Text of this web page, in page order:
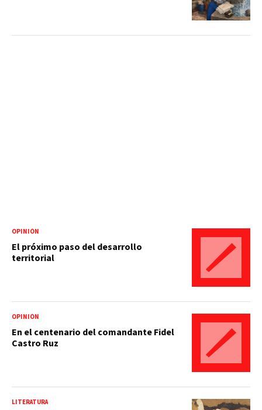
OPINIÓN
El próximo paso del desarrollo
territorial
OPINIÓN
En el centenario del comandante Fidel
Castro Ruz
LITERATURA